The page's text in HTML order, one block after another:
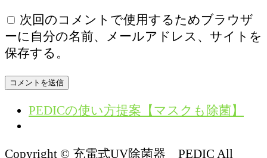
次回のコメントで使用するためブラウザ
ーに自分の名前、メールアドレス、サイトを
保存する。
PEDICの使い方提案【マスクも除菌】
Copyright © 充電式UV除菌器 PEDIC All